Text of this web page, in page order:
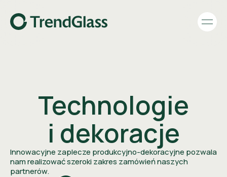
Technologie
i dekoracje
Innowacyjne zaplecze produkcyjno-dekoracyjne pozwala
nam realizować szeroki zakres zamówień naszych
partnerów.